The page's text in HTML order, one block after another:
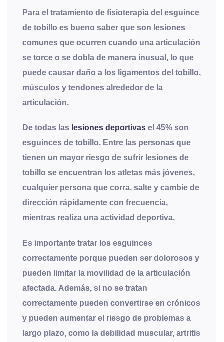
Para el tratamiento de fisioterapia del esguince
de tobillo es bueno saber que son lesiones
comunes que ocurren cuando una articulación
se torce o se dobla de manera inusual, lo que
puede causar daño a los ligamentos del tobillo,
músculos y tendones alrededor de la
articulación.
De todas las lesiones deportivas el 45% son
esguinces de tobillo. Entre las personas que
tienen un mayor riesgo de sufrir lesiones de
tobillo se encuentran los atletas más jóvenes,
cualquier persona que corra, salte y cambie de
dirección rápidamente con frecuencia,
mientras realiza una actividad deportiva.
Es importante tratar los esguinces
correctamente porque pueden ser dolorosos y
pueden limitar la movilidad de la articulación
afectada. Además, si no se tratan
correctamente pueden convertirse en crónicos
y pueden aumentar el riesgo de problemas a
largo plazo, como la debilidad muscular, artritis